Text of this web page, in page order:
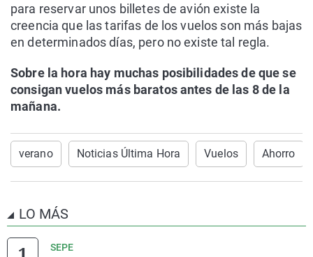
para reservar unos billetes de avión existe la
creencia que las tarifas de los vuelos son más bajas
en determinados días, pero no existe tal regla.
Sobre la hora hay muchas posibilidades de que se
consigan vuelos más baratos antes de las 8 de la
mañana.
verano Noticias Última Hora Vuelos Ahorro
LO MÁS
SEPE